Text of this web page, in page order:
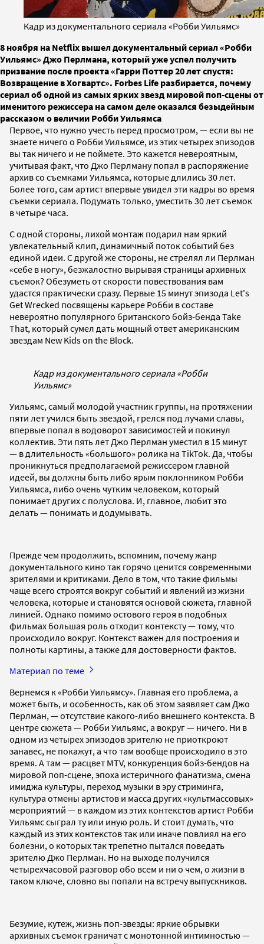
Кадр из документального сериала «Робби Уильямс»
8 ноября на Netflix вышел документальный сериал «Робби
Уильямс» Джо Перлмана, который уже успел получить
призвание после проекта «Гарри Поттер 20 лет спустя:
Возвращение в Хогвартс». Forbes Life разбирается, почему
сериал об одной из самых ярких звезд мировой поп-сцены от
именитого режиссера на самом деле оказался безыдейным
рассказом о величии Робби Уильямса
Первое, что нужно учесть перед просмотром, — если вы не
знаете ничего о Робби Уильямсе, из этих четырех эпизодов
вы так ничего и не поймете. Это кажется невероятным,
учитывая факт, что Джо Перлману попал в распоряжение
архив со съемками Уильямса, которые длились 30 лет.
Более того, сам артист впервые увидел эти кадры во время
съемки сериала. Подумать только, уместить 30 лет съемок
в четыре часа.
С одной стороны, лихой монтаж подарил нам яркий
увлекательный клип, динамичный поток событий без
единой идеи. С другой же стороны, не стрелял ли Перлман
«себе в ногу», безжалостно вырывая страницы архивных
съемок? Обезуметь от скорости повествования вам
удастся практически сразу. Первые 15 минут эпизода Let's
Get Wrecked посвящены карьере Робби в составе
невероятно популярного британского бойз-бенда Take
That, который сумел дать мощный ответ американским
звездам New Kids on the Block.
Кадр из документального сериала «Робби
Уильямс»
Уильямс, самый молодой участник группы, на протяжении
пяти лет учился быть звездой, грелся под лучами славы,
впервые попал в водоворот зависимостей и покинул
коллектив. Эти пять лет Джо Перлман уместил в 15 минут
— в длительность «большого» ролика на TikTok. Да, чтобы
проникнуться предполагаемой режиссером главной
идеей, вы должны быть либо ярым поклонником Робби
Уильямса, либо очень чутким человеком, который
понимает других с полуслова. И, главное, любит это
делать — понимать и додумывать.
Прежде чем продолжить, вспомним, почему жанр
документального кино так горячо ценится современными
зрителями и критиками. Дело в том, что такие фильмы
чаще всего строятся вокруг событий и явлений из жизни
человека, которые и становятся основой сюжета, главной
линией. Однако помимо остового героя в подобных
фильмах большая роль отходит контексту — тому, что
происходило вокруг. Контекст важен для построения и
полноты картины, а также для достоверности фактов.
Материал по теме
Вернемся к «Робби Уильямсу». Главная его проблема, а
может быть, и особенность, как об этом заявляет сам Джо
Перлман, — отсутствие какого-либо внешнего контекста. В
центре сюжета — Робби Уильямс, а вокруг — ничего. Ни в
одном из четырех эпизодов зрителю не приоткроют
занавес, не покажут, а что там вообще происходило в это
время. А там — расцвет MTV, конкуренция бойз-бендов на
мировой поп-сцене, эпоха истеричного фанатизма, смена
имиджа культуры, переход музыки в эру стриминга,
культура отмены артистов и масса других «культмассовых»
мероприятий — в каждом из этих контекстов артист Робби
Уильямс сыграл ту или иную роль. И стоит думать, что
каждый из этих контекстов так или иначе повлиял на его
болезни, о которых так трепетно пытался поведать
зрителю Джо Перлман. Но на выходе получился
четырехчасовой разговор обо всем и ни о чем, о жизни в
таком ключе, словно вы попали на встречу выпускников.
Безумие, кутеж, жизнь поп-звезды: яркие обрывки
архивных съемок граничат с монотонной интимностью —